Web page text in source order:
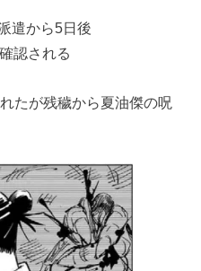
遣から5日後
認される
たが残穢から夏油傑の呪